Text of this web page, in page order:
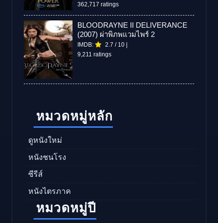
362,717 ratings
BLOODRAYNE II DELIVERANCE
(2007) ผ่าพิภพแวมไพร์ 2
IMDB: 2.7 / 10
9,211 ratings
หมวดหมู่หลัก
ดูหนังใหม่
หนังชนโรง
ซีรีส์
หนังไตรภาค
หมวดหมู่ปี